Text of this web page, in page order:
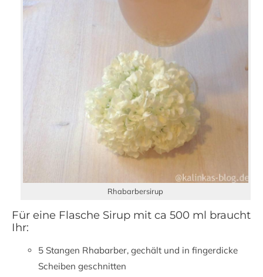
Rhabarbersirup
Für eine Flasche Sirup mit ca 500 ml braucht
Ihr:
5 Stangen Rhabarber, gechält und in fingerdicke
Scheiben geschnitten